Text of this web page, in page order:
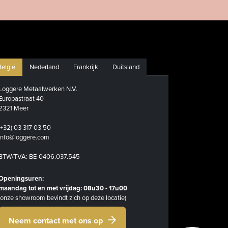
Nederland Frankrijk Duitsland
Metaalwerken N.V.
40
Meer
03 317 03 50
TVA: BE-0406.037.545
tot en met vrijdag: 08u30 - 17u00
showroom bevindt zich op deze locatie)
Neem contact met ons op